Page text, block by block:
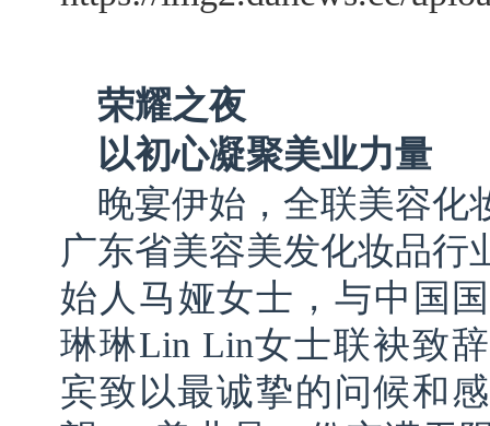
荣耀之夜
以初心凝聚美业力量
晚宴伊始，全联美容化
广东省美容美发化妆品行
始人马娅女士，与中国
琳琳Lin Lin女士联袂致
宾致以最诚挚的问候和